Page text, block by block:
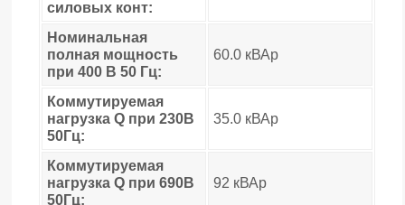
силовых конт:
Номинальная
полная мощность
при 400 В 50 Гц:
60.0 кВАр
Коммутируемая
нагрузка Q при 230В
50Гц:
35.0 кВАр
Коммутируемая
нагрузка Q при 690В
50Гц:
92 кВАр